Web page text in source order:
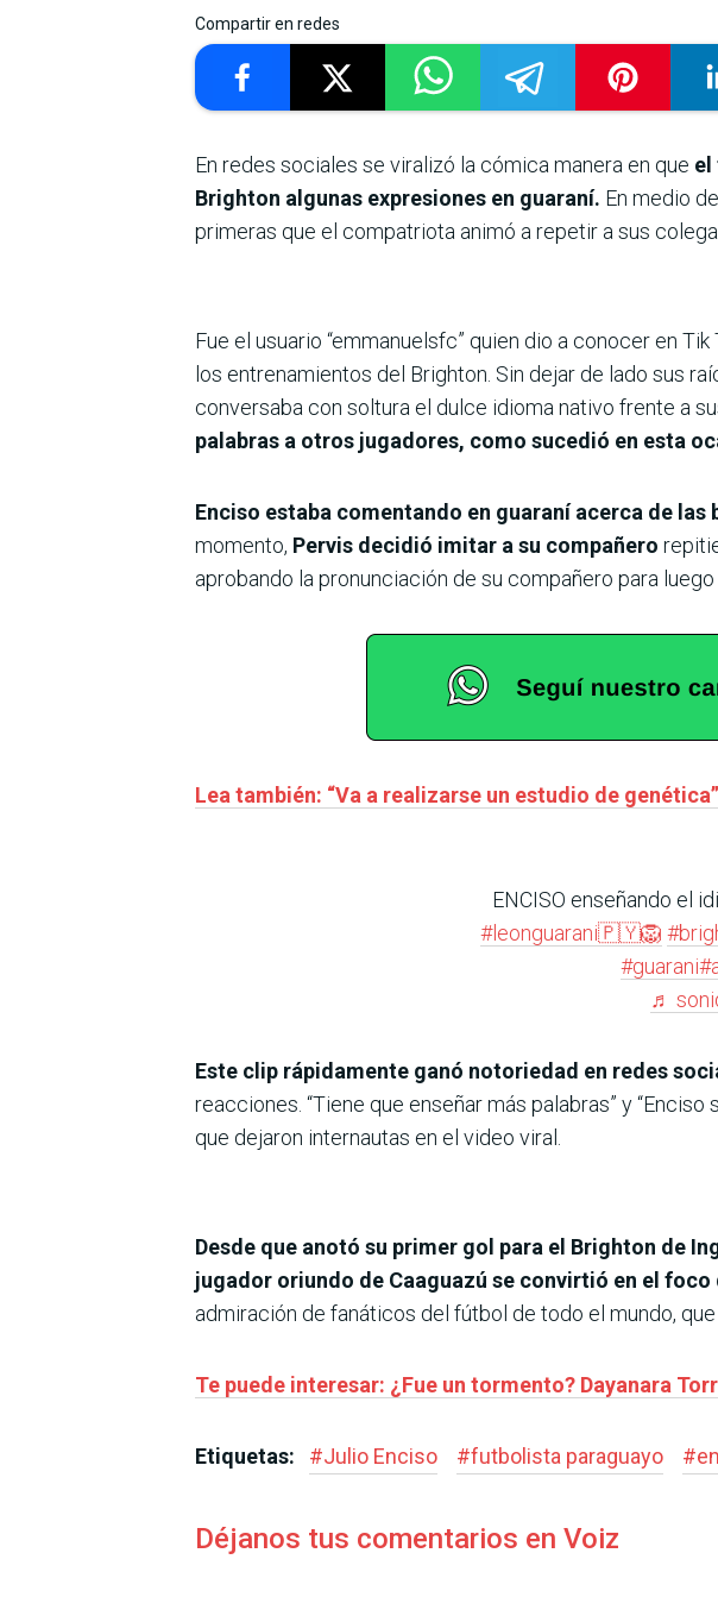
Compartir en redes
En redes sociales se viralizó la cómica manera en que el
Brighton algunas expresiones en guaraní. En medio
primeras que el compatriota animó a repetir a sus
Fue el usuario “emmanuelsfc” quien dio a conocer en
los entrenamientos del Brighton. Sin dejar de lado sus
conversaba con soltura el dulce idioma nativo frente a
palabras a otros jugadores, como sucedió en esta
Enciso estaba comentando en guaraní acerca de
momento, Pervis decidió imitar a su compañero
aprobando la pronunciación de su compañero para luego
Lea también: “Va a realizarse un estudio de
ENCISO enseñando el
#leonguarani🇵🇾🦁
#guarani
♬
Este clip rápidamente ganó notoriedad en redes
reacciones. “Tiene que enseñar más palabras” y
que dejaron internautas en el video viral.
Desde que anotó su primer gol para el Brighton de
jugador oriundo de Caaguazú se convirtió en el foco
admiración de fanáticos del fútbol de todo el mundo,
Te puede interesar: ¿Fue un tormento? Dayanara
Etiquetas: #Julio Enciso #futbolista paraguayo #
Déjanos tus comentarios en Voiz